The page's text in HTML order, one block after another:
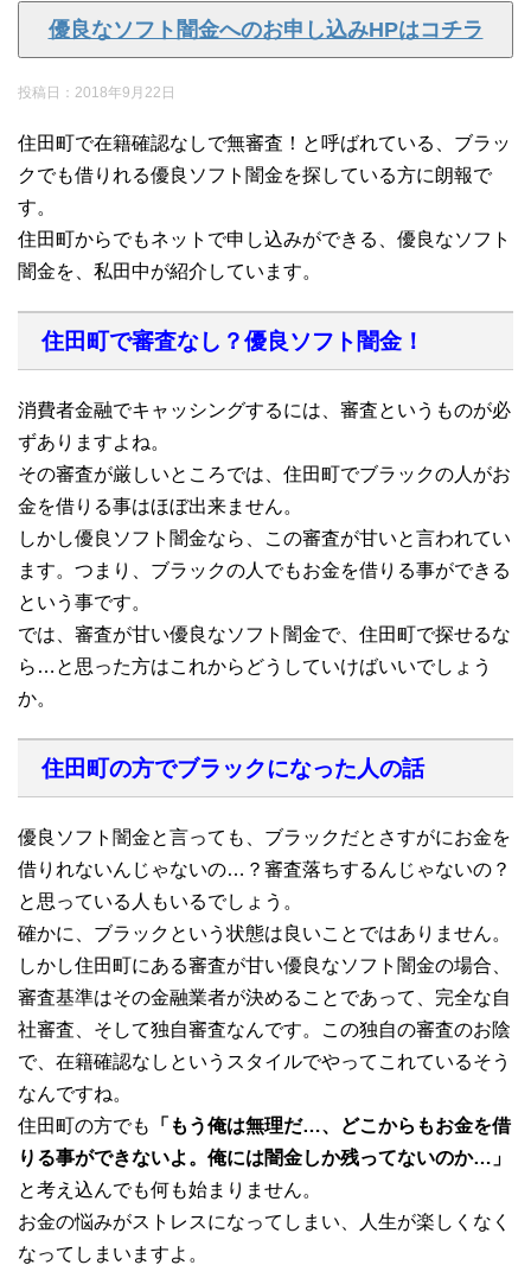
優良なソフト闇金へのお申し込みHPはコチラ
投稿日： 2018年9月22日
住田町で在籍確認なしで無審査！と呼ばれている、ブラッ
クでも借りれる優良ソフト闇金を探している方に朗報で
す。
住田町からでもネットで申し込みができる、優良なソフト
闇金を、私田中が紹介しています。
住田町で審査なし？優良ソフト闇金！
消費者金融でキャッシングするには、審査というものが必
ずありますよね。
その審査が厳しいところでは、住田町でブラックの人がお
金を借りる事はほぼ出来ません。
しかし優良ソフト闇金なら、この審査が甘いと言われてい
ます。つまり、ブラックの人でもお金を借りる事ができる
という事です。
では、審査が甘い優良なソフト闇金で、住田町で探せるな
ら…と思った方はこれからどうしていけばいいでしょう
か。
住田町の方でブラックになった人の話
優良ソフト闇金と言っても、ブラックだとさすがにお金を
借りれないんじゃないの…？審査落ちするんじゃないの？
と思っている人もいるでしょう。
確かに、ブラックという状態は良いことではありません。
しかし住田町にある審査が甘い優良なソフト闇金の場合、
審査基準はその金融業者が決めることであって、完全な自
社審査、そして独自審査なんです。この独自の審査のお陰
で、在籍確認なしというスタイルでやってこれているそう
なんですね。
住田町の方でも
「もう俺は無理だ…、どこからもお金を借
りる事ができないよ。俺には闇金しか残ってないのか…」
と考え込んでも何も始まりません。
お金の悩みがストレスになってしまい、人生が楽しくなく
なってしまいますよ。